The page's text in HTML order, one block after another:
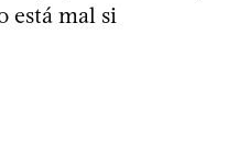
está mal si